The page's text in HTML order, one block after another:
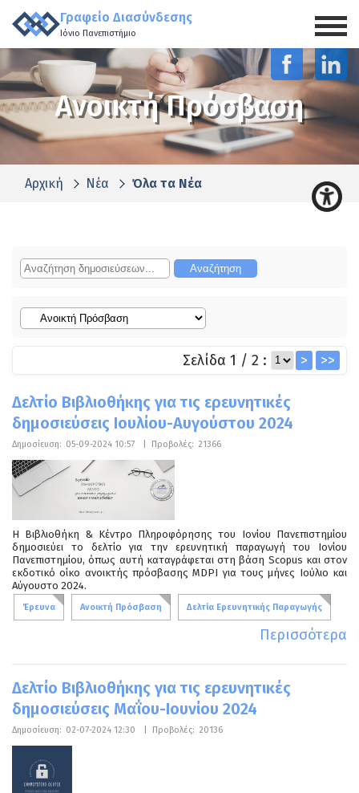
Γραφείο Διασύνδεσης
Ιόνιο Πανεπιστήμιο
Ανοικτή Πρόσβαση
Αρχική Νέα Όλα τα Νέα
Σελίδα 1 / 2 : > >>
Δελτίο Βιβλιοθήκης για τις ερευνητικές
δημοσιεύσεις Ιουλίου-Αυγούστου 2024
Δημοσίευση: 05-09-2024 10:57 Προβολές: 21366
Η Βιβλιοθήκη & Κέντρο Πληροφόρησης του Ιονίου Πανεπιστημίου
δημοσιεύει το δελτίο για την ερευνητική παραγωγή του Ιονίου
Πανεπιστημίου, όπως αυτή καταγράφεται στη βάση Scopus και στον
εκδοτικό οίκο ανοικτής πρόσβασης MDPI για τους μήνες Ιούλιο και
Αύγουστο 2024.
Έρευνα Ανοικτή Πρόσβαση Δελτία Ερευνητικής Παραγωγής
Περισσότερα
Δελτίο Βιβλιοθήκης για τις ερευνητικές
δημοσιεύσεις Μαΐου-Ιουνίου 2024
Δημοσίευση: 02-07-2024 12:30 Προβολές: 20136